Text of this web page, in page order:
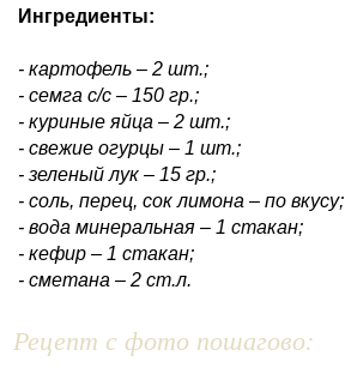
Ингредиенты:
- картофель – 2 шт.;
- семга с/с – 150 гр.;
- куриные яйца – 2 шт.;
- свежие огурцы – 1 шт.;
- зеленый лук – 15 гр.;
- соль, перец, сок лимона – по вкусу;
- вода минеральная – 1 стакан;
- кефир – 1 стакан;
- сметана – 2 ст.л.
Рецепт с фото пошагово: